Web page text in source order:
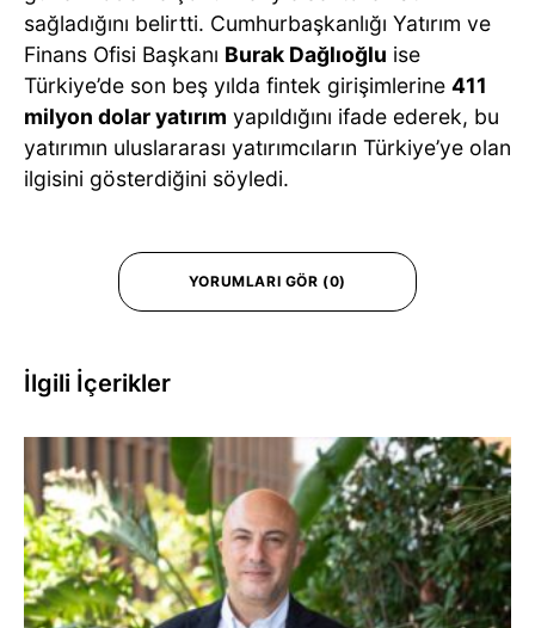
sağladığını belirtti. Cumhurbaşkanlığı Yatırım ve
Finans Ofisi Başkanı Burak Dağlıoğlu ise
Türkiye’de son beş yılda fintek girişimlerine 411
milyon dolar yatırım yapıldığını ifade ederek, bu
yatırımın uluslararası yatırımcıların Türkiye’ye olan
ilgisini gösterdiğini söyledi.
YORUMLARI GÖR (0)
İlgili İçerikler